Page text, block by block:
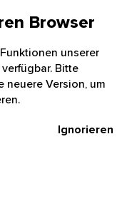
Browser
unserer
Bitte
neuere Version, um
Ignorieren